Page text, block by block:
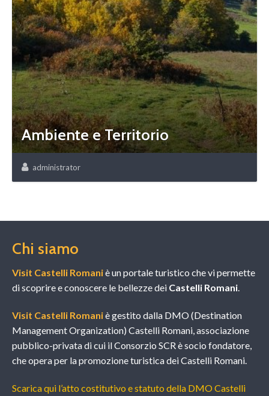
Ambiente e Territorio
administrator
Chi siamo
Visit Castelli Romaniè un portale turistico che vi permette
di scoprire e conoscere le bellezze dei Castelli Romani.
Visit Castelli Romaniè gestito dalla DMO (Destination
Management Organization) Castelli Romani, associazione
pubblico-privata di cui il Consorzio SCR è socio fondatore,
che opera per la promozione turistica dei Castelli Romani.
Scarica qui l’atto costitutivo e statuto della DMO Castelli